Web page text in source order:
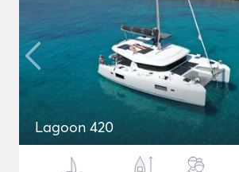
Lagoon 420